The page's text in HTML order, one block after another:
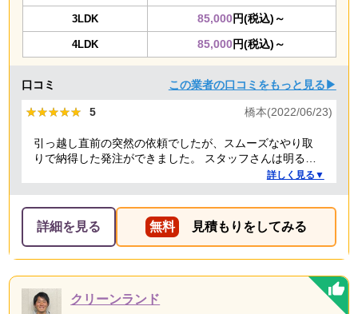
3LDK 85,000円(税込)～
4LDK 85,000円(税込)～
口コミ この業者の口コミをもっと見る▶
★★★★★
★★★★★ 5 橋本(2022/06/23)
引っ越し直前の突然の依頼でしたが、スムーズなやり取
りで納得した発注ができました。 スタッフさんは明るく
て元気良く、その場で何か交渉されるといったこともな
き、安心しました。 機会があればまたお願いしたいと思
います。
詳しく見る▼
詳細を見る 無料 見積もりをしてみる
クリーンランド